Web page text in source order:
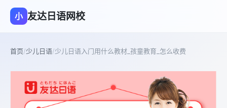
小 友达日语网校
首页/少儿日语/少儿日语入门用什么教材_孩童教育_怎么收费